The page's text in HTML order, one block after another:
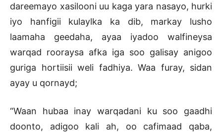
dareemayo xasilooni uu kaga yara nasayo, hurki
iyo hanfigii kulaylka ka dib, markay lusho
laamaha geedaha, ayaa iyadoo walfineysa
warqad rooraysa afka iga soo galisay anigoo
guriga hortiisii weli fadhiya. Waa furay, sidan
ayay u qornayd;
“Waan hubaa inay warqadani ku soo gaadhi
doonto, adigoo kali ah, oo cafimaad qaba,